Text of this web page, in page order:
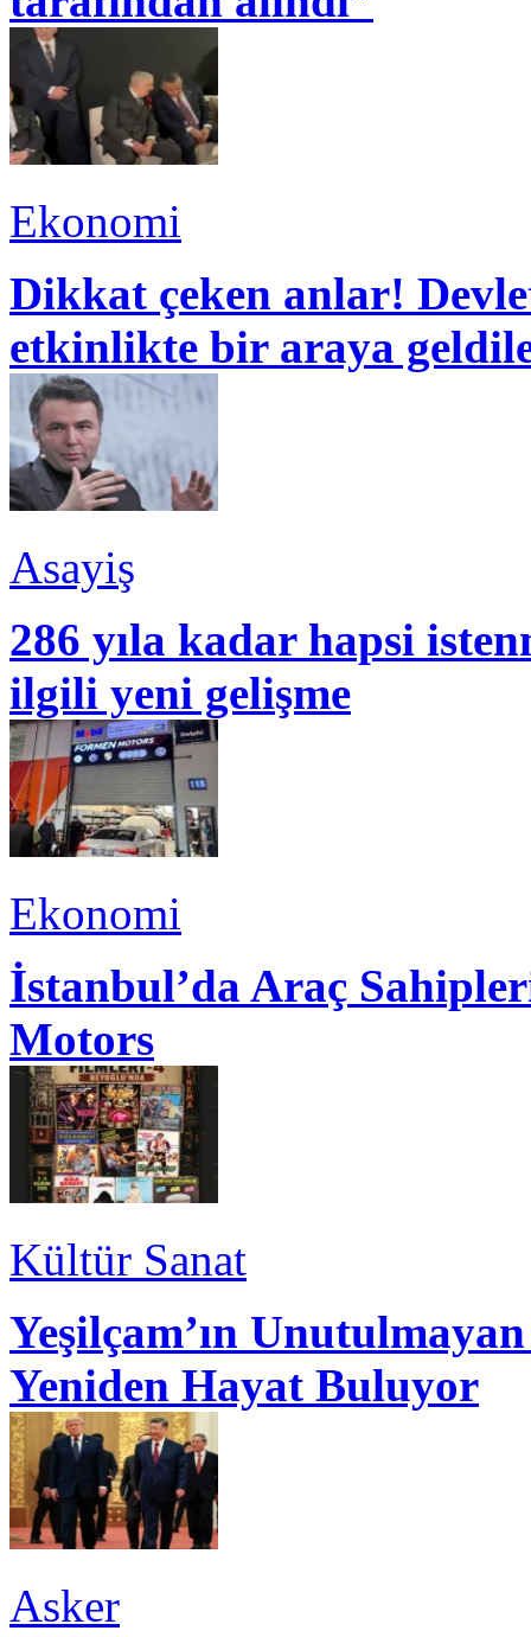
Ekonomi
Dikkat çeken anlar!
etkinlikte bir araya
Asayiş
286 yıla kadar hapsi
ilgili yeni gelişme
Ekonomi
İstanbul’da Araç
Motors
Kültür Sanat
Yeşilçam’ın
Yeniden Hayat Buluyor
Asker